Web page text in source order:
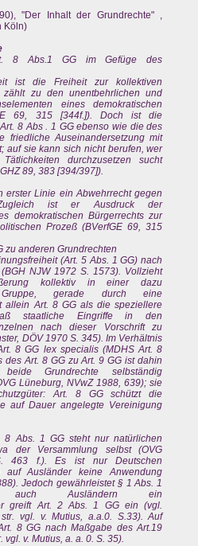
"Der Inhalt der Grundrechte" ,
Köln)
8 Abs.1 GG im Gefüge des
ist die Freiheit zur kollektiven
zählt zu den unentbehrlichen und
eines demokratischen
69, 315 [344f.]). Doch ist die
8 Abs . 1 GG ebenso wie die des
Auseinandersetzung mit
auf sie kann sich nicht berufen, wer
durchzusetzen sucht
89, 383 [394/397]).
erster Linie ein Abwehrrecht gegen
ist er Ausdruck der
demokratischen Bürgerrechts zur
Prozeß (BVerfGE 69, 315
zu anderen Grundrechten
(Art. 5 Abs. 1 GG) nach
NJW 1972 S. 1573). Vollzieht
kollektiv in einer dazu
Gruppe, gerade durch eine
allein Art. 8 GG als die speziellere
staatliche Eingriffe in den
nach dieser Vorschrift zu
DÖV 1970 S. 345). Im Verhältnis
8 GG lex specialis (MDHS Art. 8
des Art. 8 GG zu Art. 9 GG ist dahin
Grundrechte selbständig
Lüneburg, NVwZ 1988, 639); sie
Art. 8 GG schützt die
auf Dauer angelegte Vereinigung
8 Abs. 1 GG steht nur natürlichen
der Versammlung selbst (OVG
463 f.). Es ist nur Deutschen
auf Ausländer keine Anwendung
Jedoch gewährleistet § 1 Abs. 1
auch Ausländern ein
greift Art. 2 Abs. 1 GG ein (vgl.
vgl. v. Mutius, a.a.0. S.33). Auf
8 GG nach Maßgabe des Art.19
v. Mutius, a. a. 0. S. 35).